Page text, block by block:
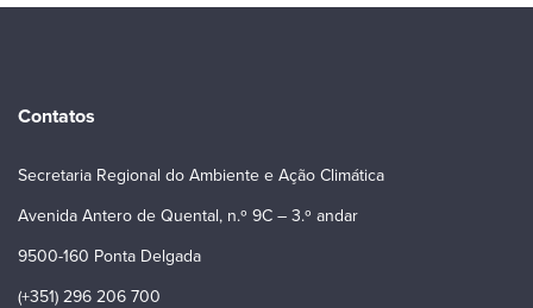
Contatos
Secretaria Regional do Ambiente e Ação Climática
Avenida Antero de Quental, n.º 9C – 3.º andar
9500-160 Ponta Delgada
(+351) 296 206 700